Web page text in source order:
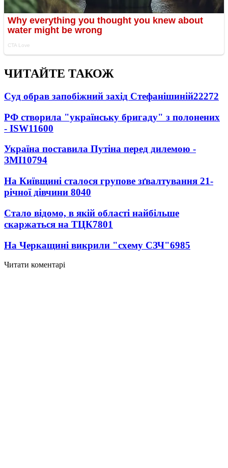
ЧИТАЙТЕ ТАКОЖ
Суд обрав запобіжний захід Стефанішиній22272
РФ створила "українську бригаду" з полонених
- ISW11600
Україна поставила Путіна перед дилемою -
ЗМІ10794
На Київщині сталося групове зґвалтування 21-
річної дівчини 8040
Стало відомо, в якій області найбільше
скаржаться на ТЦК7801
На Черкащині викрили "схему СЗЧ"6985
Читати коментарі